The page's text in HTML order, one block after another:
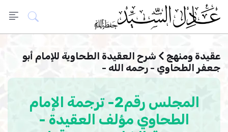
عقيدة ومنهج
شرح العقيدة الطحاوية للإمام أبو
جعفر الطحاوي - رحمه الله -
المجلس رقم2- ترجمة الإمام
الطحاوي مؤلف العقيدة -